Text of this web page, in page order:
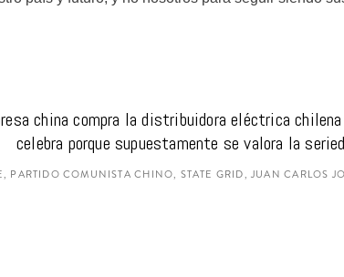
china compra la distribuidora eléctrica
celebra porque supuestamente se valora la
PARTIDO COMUNISTA CHINO, STATE GRID, JUAN CARLOS